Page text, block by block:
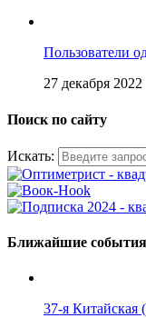
Пользователи
27 декабря 2022
Поиск по сайту
Искать:
Ближайшие события
37-я Китайская